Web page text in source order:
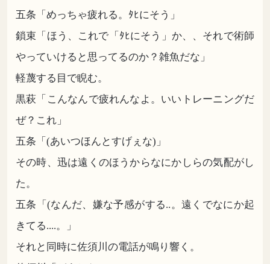
五条「めっちゃ疲れる。ﾀﾋにそう」
鎖束「ほう、これで「ﾀﾋにそう」か、、それで術師
やっていけると思ってるのか？雑魚だな」
軽蔑する目で睨む。
黒萩「こんなんで疲れんなよ。いいトレーニングだ
ぜ？これ」
五条「(あいつほんとすげぇな)」
その時、迅は遠くのほうからなにかしらの気配がし
た。
五条「(なんだ、嫌な予感がする..。遠くでなにか起
きてる....。」
それと同時に佐須川の電話が鳴り響く。